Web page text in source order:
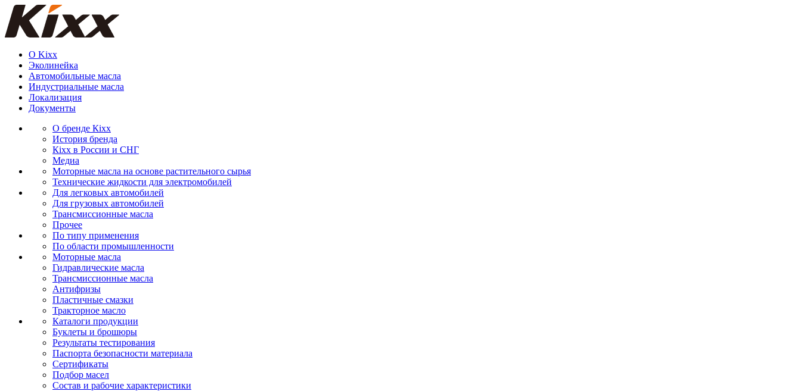
О Kixx
Эколинейка
Автомобильные масла
Индустриальные масла
Локализация
Документы
О бренде Кіхх
История бренда
Кіхx в России и СНГ
Медиа
Моторные масла на основе растительного сырья
Технические жидкости для электромобилей
Для легковых автомобилей
Для грузовых автомобилей
Трансмиссионные масла
Прочее
По типу применения
По области промышленности
Моторные масла
Гидравлические масла
Трансмиссионные масла
Антифризы
Пластичные смазки
Тракторное масло
Каталоги продукции
Буклеты и брошюры
Результаты тестирования
Паспорта безопасности материала
Сертификаты
Подбор масел
Состав и рабочие характеристики